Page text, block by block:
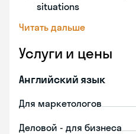
situations
Читать дальше
Услуги и цены
Английский язык
Для маркетологов
Деловой - для бизнеса